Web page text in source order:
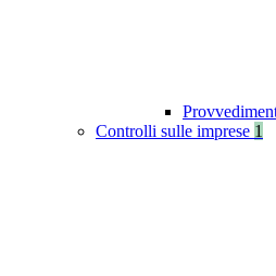
Controlli sulle imprese 1